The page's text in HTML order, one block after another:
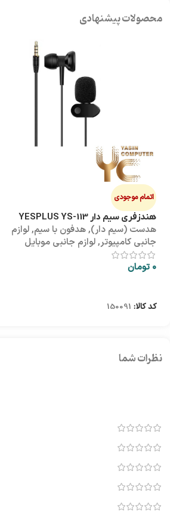
محصولات پیشنهادی
اتمام موجودی
هندزفری سیم دار YESPLUS YS-113
هدست (سیم دار),هدفون با سیم,لوازم
جانبی کامپیوتر,لوازم جانبی موبایل
0 تومان
کد کالا: 150091
نظرات شما